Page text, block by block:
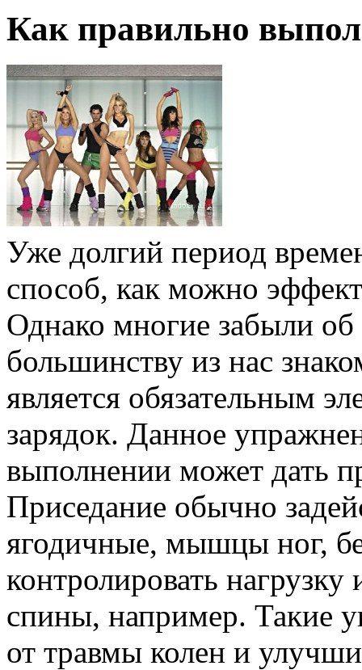
Как правильно
Уже долгий период
способ, как можно
Однако многие забыли
большинству из нас
является обязательным
зарядок. Данное
выполнении может дать
Приседание обычно
ягодичные, мышцы ног,
контролировать
спины, например. Такие
от травмы колен и